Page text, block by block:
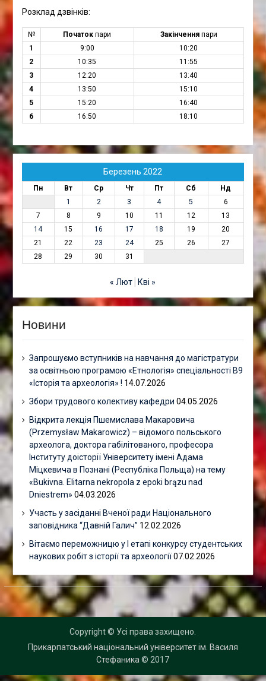
Розклад дзвінків:
№ Початок пари Закінченняпари
1
9:00
10:20
2
10:35
11:55
3
12:20
13:40
4
13:50
15:10
5
15:20
16:40
6
16:50 18:10
Березень 2022
Пн Вт Ср Чт Пт Сб
Нд
1
2 3 4 5
6
7
8 9 10 11 12
13
14
15 16 17 18 19
20
21
22 23 24 25 26
27
28
29 30 31
« Лют Кві »
Новини
Запрошуємо вступників на навчання до магістратури
за освітньою програмою «Етнологія» спеціальності В9
«Історія та археологія» ! 14.07.2026
Збори трудового колективу кафедри 04.05.2026
Відкрита лекція Пшемислава Макаровича
(Przemysław Makarowicz) – відомого польського
археолога, доктора габілітованого, професора
Інституту доісторії Університету імені Адама
Міцкевича в Познані (Республіка Польща) на тему
«Bukivna. Elitarna nekropola z epoki brązu nad
Dniestrem» 04.03.2026
Участь у засіданні Вченої ради Національного
заповідника “Давній Галич” 12.02.2026
Вітаємо переможницю у І етапі конкурсу студентських
наукових робіт з історії та археології 07.02.2026
Copyright © Усі права захищено.
Прикарпатський національний університет ім. Василя
Стефаника © 2017